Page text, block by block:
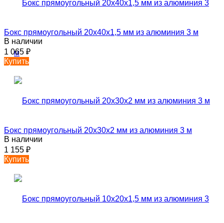
Бокс прямоугольный 20х40х1,5 мм из алюминия 3 м
В наличии
1 065 ₽
Купить
Бокс прямоугольный 20х30х2 мм из алюминия 3 м
В наличии
1 155 ₽
Купить